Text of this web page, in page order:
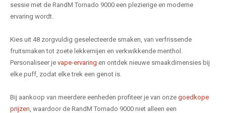
sessie met de RandM Tornado 9000 een plezierige en moderne
ervaring wordt.
Kies uit 48 zorgvuldig geselecteerde smaken, van verfrissende
fruitsmaken tot zoete lekkernijen en verkwikkende menthol.
Personaliseer je vape-ervaring en ontdek nieuwe smaakdimensies bij
elke puff, zodat elke trek een genot is.
Bij aankoop van meerdere eenheden profiteer je van onze goedkope
prijzen , waardoor de RandM Tornado 9000 niet alleen een